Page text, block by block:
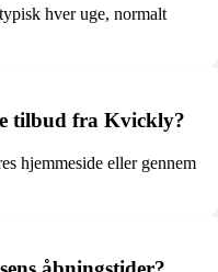
hver uge, normalt
tilbud fra Kvickly?
hjemmeside eller gennem